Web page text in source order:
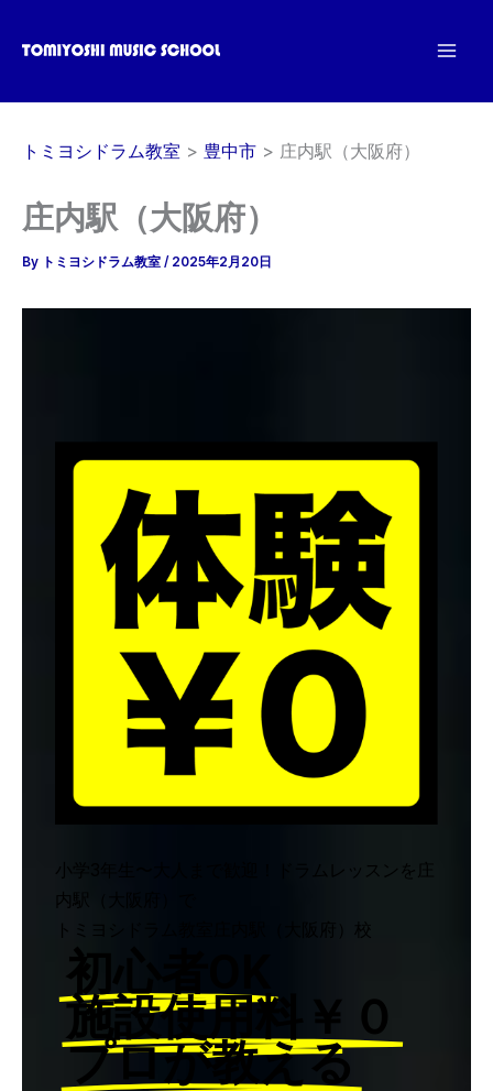
ス
トミヨシドラム教室 豊中市 庄内駅（大阪府）
庄内駅（大阪府）
By トミヨシドラム教室 / 2025年2月20日
小学3年生〜大人まで歓迎！ドラムレッスンを庄
内駅（大阪府）で
トミヨシドラム教室庄内駅（大阪府）校
施設使用料￥０
プロが教える